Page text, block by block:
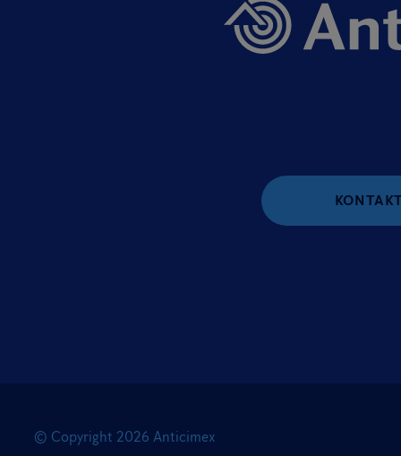
© Copyright 2026 Anticimex